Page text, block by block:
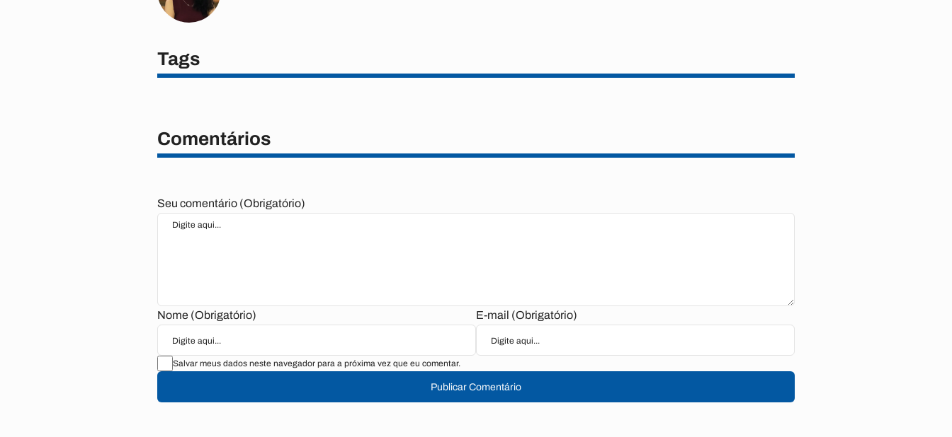
Tags
Comentários
Seu comentário (Obrigatório)
Nome (Obrigatório) E-mail (Obrigatório)
Salvar meus dados neste navegador para a próxima vez que eu comentar.
Publicar Comentário